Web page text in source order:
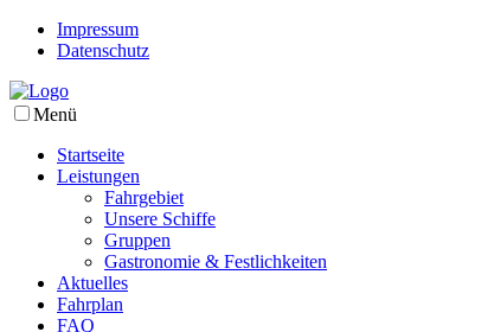
Impressum
Datenschutz
Menü
Startseite
Leistungen
Fahrgebiet
Unsere Schiffe
Gruppen
Gastronomie & Festlichkeiten
Aktuelles
Fahrplan
FAQ